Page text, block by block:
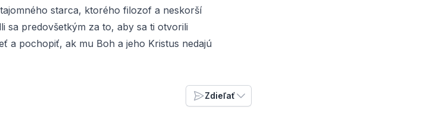
starca, ktorého filozof a neskorší
sa predovšetkým za to, aby sa ti otvorili
a pochopiť, ak mu Boh a jeho Kristus nedajú
Zdieľať